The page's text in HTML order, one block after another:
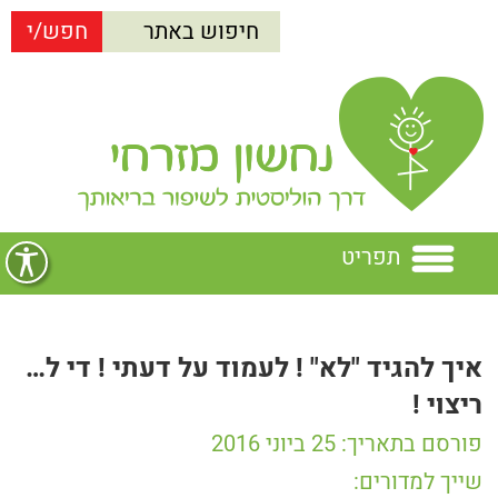
תפריט
נחשון מזרחי
נחשון מזרחיהרצאות
איך להגיד "לא" ! לעמוד על דעתי ! די ל…
ריצוי !
פורסם בתאריך: 25 ביוני 2016
שייך למדורים: